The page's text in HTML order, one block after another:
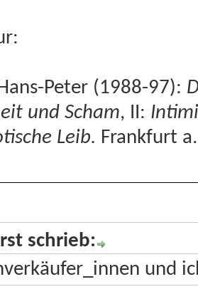
Peter (1988-97):
und Scham, II:
Leib. Frankfurt
schrieb:
und